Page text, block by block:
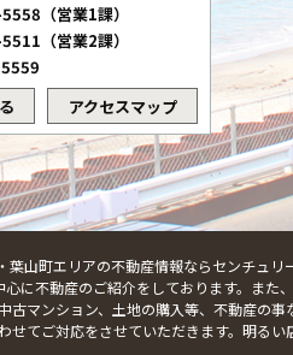
（営業1課）
（営業2課）
アクセスマップ
葉山町エリアの不動産情報ならセンチュリ
に不動産のご紹介をしております。また
古マンション、土地の購入等、不動産の事
てご対応をさせていただきます。明るい